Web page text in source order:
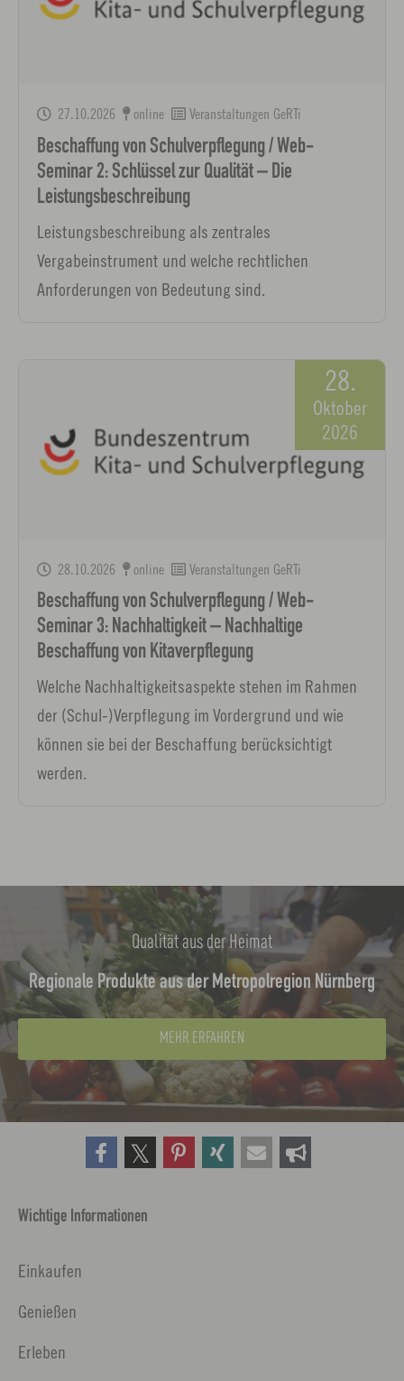
27.10.2026 online Veranstaltungen GeRTi
Beschaffung von Schulverpflegung / Web-
Seminar 2: Schlüssel zur Qualität – Die
Leistungsbeschreibung
Leistungsbeschreibung als zentrales
Vergabeinstrument und welche rechtlichen
Anforderungen von Bedeutung sind.
28.
Oktober
2026
28.10.2026 online Veranstaltungen GeRTi
Beschaffung von Schulverpflegung / Web-
Seminar 3: Nachhaltigkeit – Nachhaltige
Beschaffung von Kitaverpflegung
Welche Nachhaltigkeitsaspekte stehen im Rahmen
der (Schul-)Verpflegung im Vordergrund und wie
können sie bei der Beschaffung berücksichtigt
werden.
Regionale Produkte aus der Metropolregion Nürnberg
Qualität aus der Heimat
MEHR ERFAHREN
Wichtige Informationen
Einkaufen
Genießen
Erleben